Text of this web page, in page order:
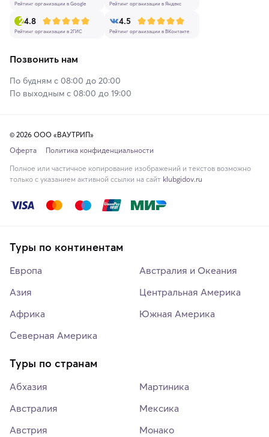
Рейтинг организации в Google Рейтинг организации в Яндекс
4.8
Рейтинг организации в 2ГИС
4.5
Рейтинг организации в ВКонтакте
Позвонить нам
По будням с 08:00 до 20:00
По выходным с 08:00 до 19:00
© 2026 ООО «ВАУТРИП»
Оферта
Политика конфиденциальности
Полное или частичное копирование изображений и текстов возможно
только с указанием активной ссылки на сайт klubgidov.ru
Туры по континентам
Европа
Азия
Африка
Северная Америка
Австралия и Океания
Центральная Америка
Южная Америка
Туры по странам
Абхазия
Австралия
Австрия
Мартиника
Мексика
Монако